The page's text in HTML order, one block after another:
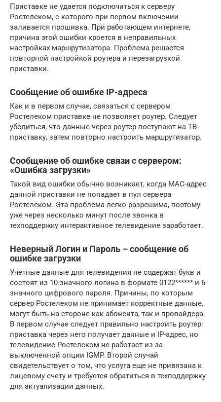
Приставке не удается подключиться к серверу
Ростелеком, с которого при первом включении
заливается прошивка. При работающем интернете,
причина этой ошибки кроется в неправильных
настройках маршрутизатора. Проблема решается
повторной настройкой роутера и перезагрузкой
приставки.
Сообщение об ошибке IP-адреса
Как и в первом случае, связаться с сервером
Ростелеком приставке не позволяет роутер. Следует
убедиться, что данные через роутер поступают на ТВ-
приставку, затем повторно настроить маршрутизатор.
Сообщение об ошибке связи с сервером:
«Ошибка загрузки»
Такой вид ошибки обычно возникает, когда MAC-адрес
данной приставки не попадает в пул сервера
Ростелеком. Эта проблема легко разрешима, поэтому
уже через несколько минут после звонка в
техподдержку интерактивное телевидение заработает.
Неверный Логин и Пароль – сообщение об
ошибке загрузки
Учетные данные для телевидения не содержат букв и
состоят из 10-значного логина в формате 0122****** и 6-
значного цифрового пароля. Причины, по которым
сервер Ростелеком не принимает корректные данные,
могут быть на стороне как абонента, так и провайдера.
В первом случае следует правильно настроить роутер:
приставка через него получает данные и IP-адрес, но
телевидение Ростелеком не работает из-за
выключенной опции IGMP. Второй случай
свидетельствует о том, что услуга еще не привязана к
лицевому счету и требуется обратиться в техподдержку
для актуализации данных.